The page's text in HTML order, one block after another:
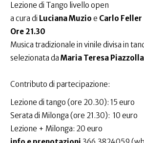
Lezione di Tango livello open
a cura di Luciana Muzio e Carlo Feller
Ore 21.30
Musica tradizionale in vinile divisa in
selezionata da Maria Teresa Piazzolla
Contributo di partecipazione:
Lezione di tango (ore 20.30): 15 euro
Serata di Milonga (ore 21.30): 10 euro
Lezione + Milonga: 20 euro